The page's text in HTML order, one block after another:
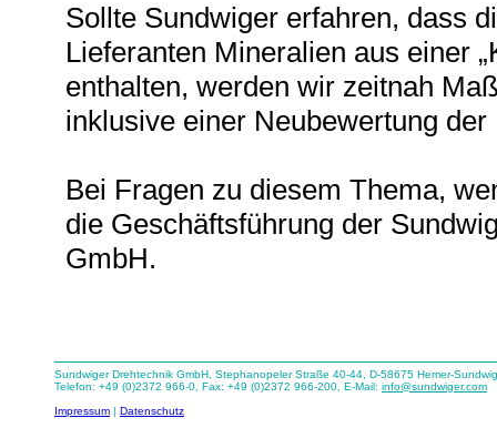
Sollte Sundwiger erfahren, dass
Lieferanten Mineralien aus einer
enthalten, werden wir zeitnah
inklusive einer Neubewertung
Bei Fragen zu diesem Thema,
die Geschäftsführung der
GmbH.
Sundwiger Drehtechnik GmbH, Stephanopeler Straße 40-44, D-58675 Hemer-Sundwig
Telefon: +49 (0)2372 966-0, Fax: +49 (0)2372 966-200, E-Mail: info@sundwiger.com
Impressum | Datenschutz